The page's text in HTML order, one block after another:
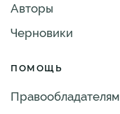
Авторы
Черновики
ПОМОЩЬ
Правообладателям